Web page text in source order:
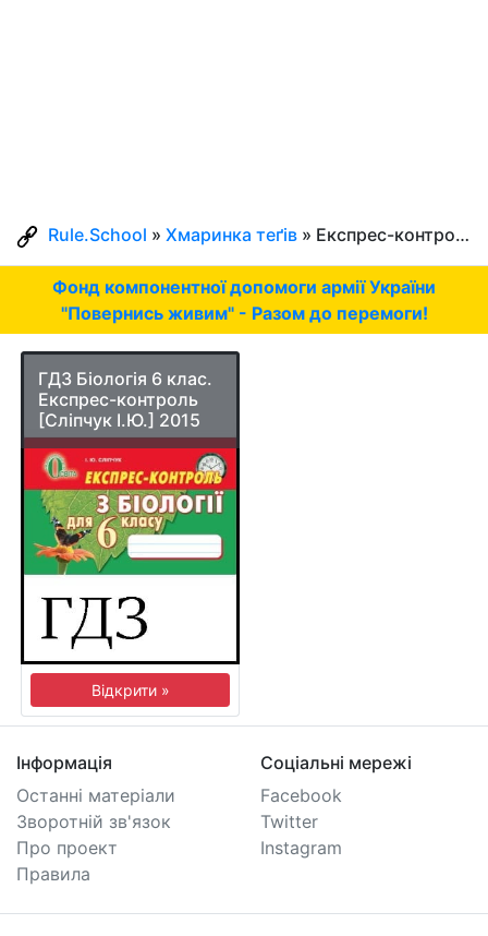
Rule.School » Хмаринка теґів » Експрес-контроль
Фонд компонентної допомоги армії України
"Повернись живим" - Разом до перемоги!
ГДЗ Біологія 6 клас.
Експрес-контроль
[Сліпчук І.Ю.] 2015
Відкрити »
Інформація
Останні матеріали
Зворотній зв'язок
Про проект
Правила
Соціальні мережі
Facebook
Twitter
Instagram